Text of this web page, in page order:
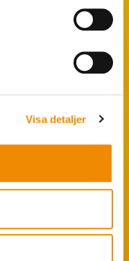
Visa detaljer